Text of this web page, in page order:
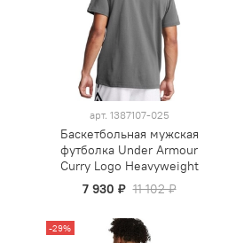
арт. 1387107-025
Баскетбольная мужская
футболка Under Armour
Curry Logo Heavyweight
7 930 ₽ 11 102 ₽
-29%